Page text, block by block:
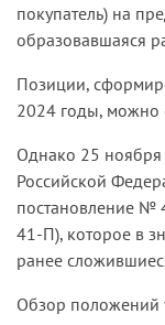
покупатель) на
образовавшаяся
Позиции,
2024 годы, можно
Однако 25 ноября
Российской
постановление №
41-П), которое в
ранее
Обзор положений